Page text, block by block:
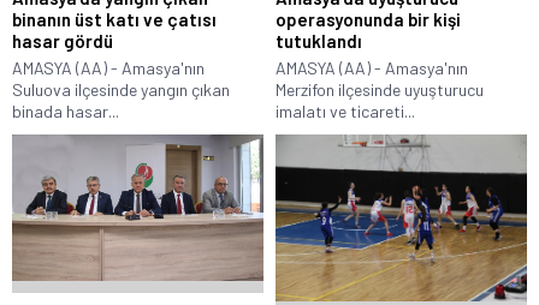
binanın üst katı ve çatısı
hasar gördü
AMASYA (AA) - Amasya'nın
Suluova ilçesinde yangın çıkan
binada hasar...
operasyonunda bir kişi
tutuklandı
AMASYA (AA) - Amasya'nın
Merzifon ilçesinde uyuşturucu
imalatı ve ticareti...